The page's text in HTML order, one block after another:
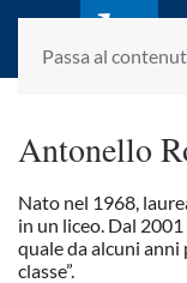
Passa al
Antonello
Nato nel 1968,
in un liceo. Dal
quale da alcuni
classe”.